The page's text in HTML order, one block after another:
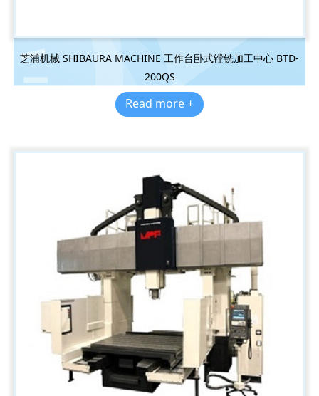
芝浦机械 SHIBAURA MACHINE 工作台卧式镗铣加工中心 BTD-
200QS
Read more +